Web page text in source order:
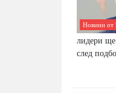
Новини от
лидери
след